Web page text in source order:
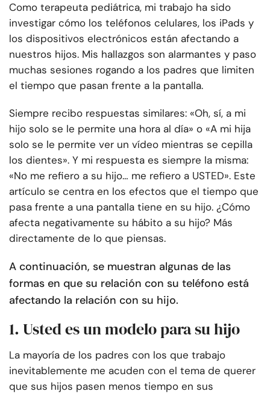
Como terapeuta pediátrica, mi trabajo ha sido
investigar cómo los teléfonos celulares, los iPads y
los dispositivos electrónicos están afectando a
nuestros hijos. Mis hallazgos son alarmantes y paso
muchas sesiones rogando a los padres que limiten
el tiempo que pasan frente a la pantalla.
Siempre recibo respuestas similares: «Oh, sí, a mi
hijo solo se le permite una hora al día» o «A mi hija
solo se le permite ver un vídeo mientras se cepilla
los dientes». Y mi respuesta es siempre la misma:
«No me refiero a su hijo… me refiero a USTED». Este
artículo se centra en los efectos que el tiempo que
pasa frente a una pantalla tiene en su hijo. ¿Cómo
afecta negativamente su hábito a su hijo? Más
directamente de lo que piensas.
A continuación, se muestran algunas de las
formas en que su relación con su teléfono está
afectando la relación con su hijo.
1. Usted es un modelo para su hijo
La mayoría de los padres con los que trabajo
inevitablemente me acuden con el tema de querer
que sus hijos pasen menos tiempo en sus